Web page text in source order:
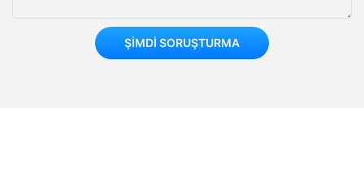
ŞIMDI SORUŞTURMA